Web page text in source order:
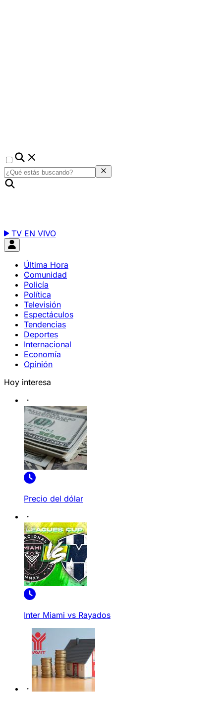
TV EN VIVO
Última Hora
Comunidad
Policía
Política
Televisión
Espectáculos
Tendencias
Deportes
Internacional
Economía
Opinión
Hoy interesa
Precio del dólar
Inter Miami vs Rayados